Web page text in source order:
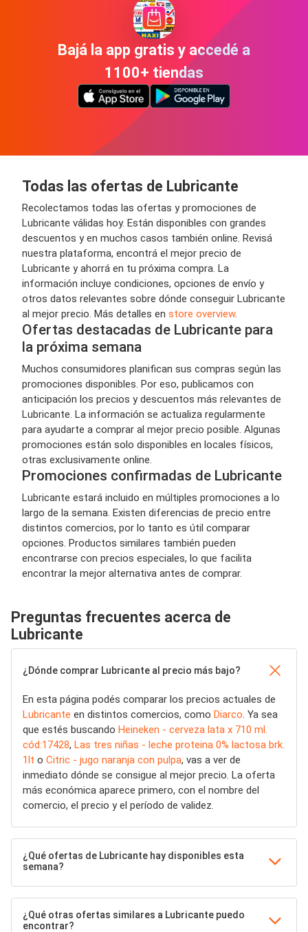
Bajá la app gratis y accedé a
1100+ tiendas
Todas las ofertas de Lubricante
Recolectamos todas las ofertas y promociones de
Lubricante válidas hoy. Están disponibles con grandes
descuentos y en muchos casos también online. Revisá
nuestra plataforma, encontrá el mejor precio de
Lubricante y ahorrá en tu próxima compra. La
información incluye condiciones, opciones de envío y
otros datos relevantes sobre dónde conseguir Lubricante
al mejor precio. Más detalles en store overview.
Ofertas destacadas de Lubricante para
la próxima semana
Muchos consumidores planifican sus compras según las
promociones disponibles. Por eso, publicamos con
anticipación los precios y descuentos más relevantes de
Lubricante. La información se actualiza regularmente
para ayudarte a comprar al mejor precio posible. Algunas
promociones están solo disponibles en locales físicos,
otras exclusivamente online.
Promociones confirmadas de Lubricante
Lubricante estará incluido en múltiples promociones a lo
largo de la semana. Existen diferencias de precio entre
distintos comercios, por lo tanto es útil comparar
opciones. Productos similares también pueden
encontrarse con precios especiales, lo que facilita
encontrar la mejor alternativa antes de comprar.
Preguntas frecuentes acerca de
Lubricante
¿Dónde comprar Lubricante al precio más bajo?
En esta página podés comparar los precios actuales de
Lubricante en distintos comercios, como Diarco. Ya sea
que estés buscando Heineken - cerveza lata x 710 ml.
cód:17428, Las tres niñas - leche proteina 0% lactosa brk.
1lt o Citric - jugo naranja con pulpa, vas a ver de
inmediato dónde se consigue al mejor precio. La oferta
más económica aparece primero, con el nombre del
comercio, el precio y el período de validez.
¿Qué ofertas de Lubricante hay disponibles esta
semana?
¿Qué otras ofertas similares a Lubricante puedo
encontrar?